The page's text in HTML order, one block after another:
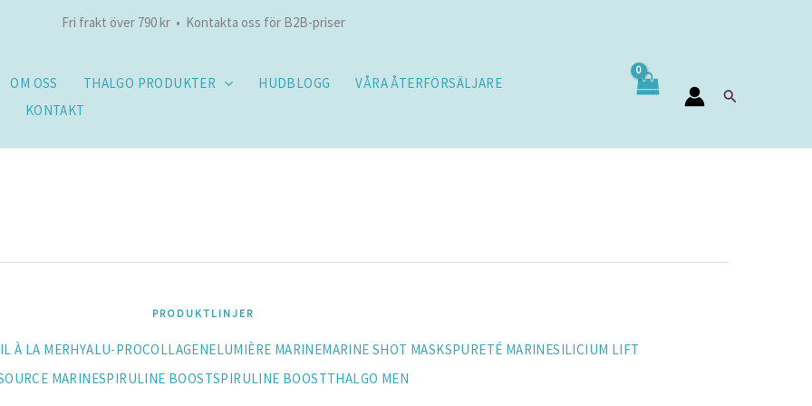
Fri frakt över 790 kr • Kontakta oss för B2B-priser
OM OSS THALGO PRODUKTER HUDBLOGG
VÅRA ÅTERFÖRSÄLJARE
KONTAKT
Sök
PRODUKTLINJER
À LA MERHYALU-PROCOLLAGENELUMIÈRE MARINEMARINE SHOT MASKSPURETÉ MARINESILICIUM LIFT
MARINESPIRULINE BOOSTSPIRULINE BOOSTTHALGO MEN